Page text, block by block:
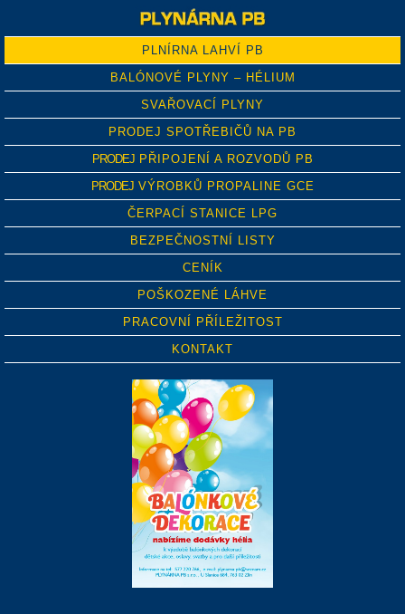
PLNÍRNA LAHVÍ PB
BALÓNOVÉ PLYNY – HÉLIUM
SVAŘOVACÍ PLYNY
PRODEJ SPOTŘEBIČŮ NA PB
PRODEJPŘIPOJENÍ A ROZVODŮ PB
PRODEJVÝROBKŮ PROPALINE GCE
ČERPACÍ STANICE LPG
BEZPEČNOSTNÍ LISTY
CENÍK
POŠKOZENÉ LÁHVE
PRACOVNÍ PŘÍLEŽITOST
KONTAKT